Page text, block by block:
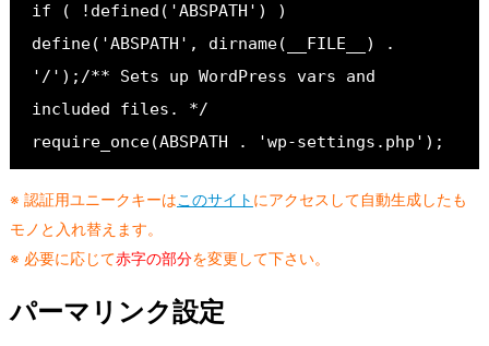
if ( !defined('ABSPATH') )
define('ABSPATH', dirname(__FILE__) .
'/');/** Sets up WordPress vars and
included files. */
require_once(ABSPATH . 'wp-settings.php');
※ 認証用ユニークキーはこのサイト にアクセスして自動生成したも
モノと入れ替えます。
※ 必要に応じて赤字の部分を変更して下さい。
パーマリンク設定